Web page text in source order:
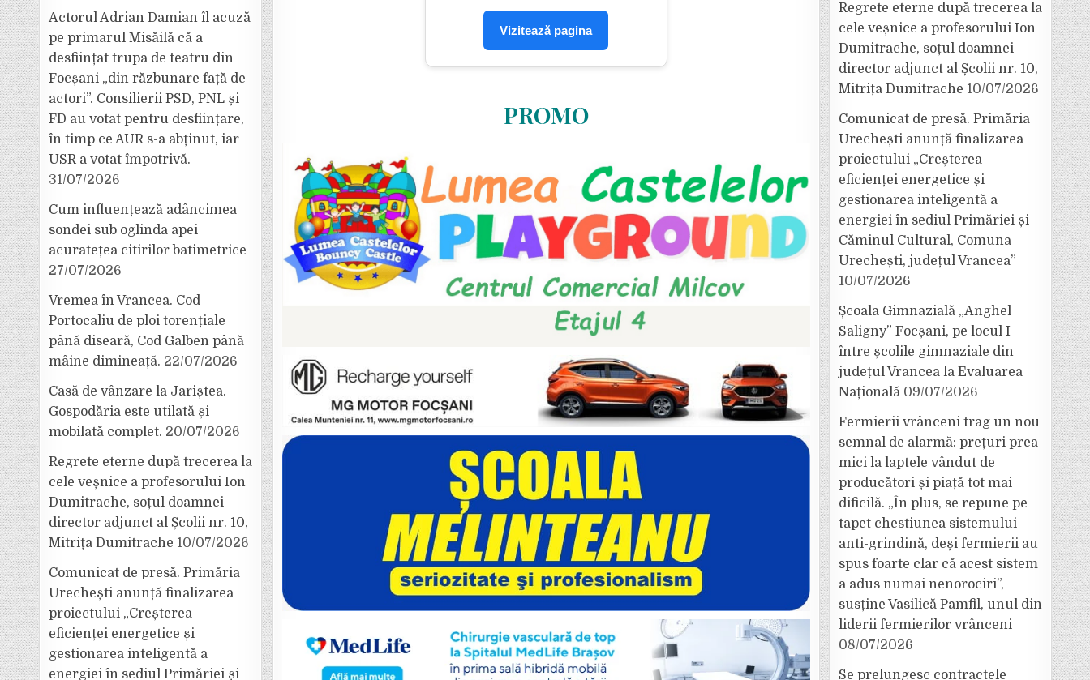
Vizitează pagina
PROMO
Actorul Adrian Damian îl acuză
pe primarul Misăilă că a
desființat trupa de teatru din
Focșani „din răzbunare față de
actori”. Consilierii PSD, PNL și
FD au votat pentru desființare,
în timp ce AUR s-a abținut, iar
USR a votat împotrivă.
31/07/2026
Cum influențează adâncimea
sondei sub oglinda apei
acuratețea citirilor batimetrice
27/07/2026
Vremea în Vrancea. Cod
Portocaliu de ploi torențiale
până diseară, Cod Galben până
mâine dimineață. 22/07/2026
Casă de vânzare la Jariștea.
Gospodăria este utilată și
mobilată complet. 20/07/2026
Regrete eterne după trecerea la
cele veșnice a profesorului Ion
Dumitrache, soțul doamnei
director adjunct al Școlii nr. 10,
Mitrița Dumitrache 10/07/2026
Comunicat de presă. Primăria
Urechești anunță finalizarea
proiectului „Creșterea
eficienței energetice și
gestionarea inteligentă a
energiei în sediul Primăriei și
Regrete eterne după trecerea la
cele veșnice a profesorului Ion
Dumitrache, soțul doamnei
director adjunct al Școlii nr. 10,
Mitrița Dumitrache 10/07/2026
Comunicat de presă. Primăria
Urechești anunță finalizarea
proiectului „Creșterea
eficienței energetice și
gestionarea inteligentă a
energiei în sediul Primăriei și
Căminul Cultural, Comuna
Urechești, județul Vrancea”
10/07/2026
Școala Gimnazială „Anghel
Saligny” Focșani, pe locul I
între școlile gimnaziale din
județul Vrancea la Evaluarea
Națională 09/07/2026
Fermierii vrânceni trag un nou
semnal de alarmă: prețuri prea
mici la laptele vândut de
producători și piață tot mai
dificilă. „În plus, se repune pe
tapet chestiunea sistemului
anti-grindină, deși fermierii au
spus foarte clar că acest sistem
a adus numai nenorociri”,
susține Vasilică Pamfil, unul din
liderii fermierilor vrânceni
08/07/2026
Se prelungesc contractele